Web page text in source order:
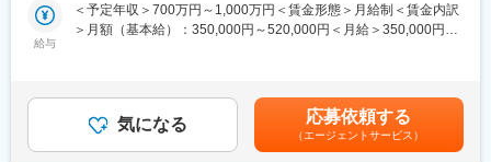
本社機能を持つ企業に対して、継続的に関係構築を行い、中長期
で課題解決につなげていきます。
■入社後の流れ
・OJTによる同行営業からスタート
■業務内容
既存顧客フォロー
新規顧客開拓
＜ソリューション提案＞
給与
＜予定年収＞700万円～1,000万円＜賃金形態＞月給制＜賃金内訳
＞月額（基本給）：350,000円～520,000円＜月給＞350,000円～
可能性があります。月給(月額)は固定手当を含めた表記です。
気になる 応募依頼する
（エージェントサービス）